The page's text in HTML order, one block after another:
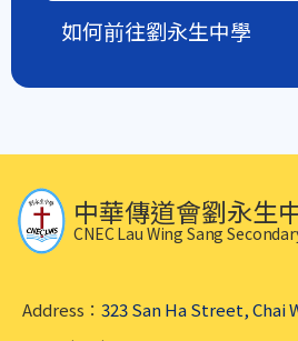
如何前往劉永生中學
中華傳道會劉永生
CNEC Lau Wing Sang
Address： 323 San Ha Street, Chai